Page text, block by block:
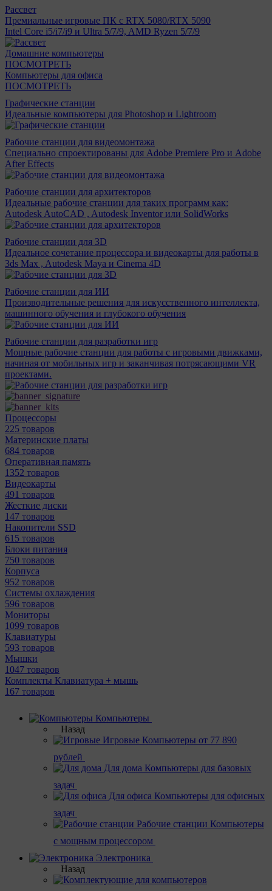
Рассвет
Премиальные игровые ПК с RTX 5080/RTX 5090
Intel Core i5/i7/i9 и Ultra 5/7/9, AMD Ryzen 5/7/9
Домашние компьютеры
ПОСМОТРЕТЬ
Компьютеры для офиса
ПОСМОТРЕТЬ
Графические станции
Идеальные компьютеры для Photoshop и Lightroom
Рабочие станции для видеомонтажа
Специально спроектированы для Adobe Premiere Pro и Adobe
After Effects
Рабочие станции для архитекторов
Идеальные рабочие станции для таких программ как:
Autodesk AutoCAD , Autodesk Inventor или SolidWorks
Рабочие станции для 3D
Идеальное сочетание процессора и видеокарты для работы в
3ds Max , Autodesk Maya и Cinema 4D
Рабочие станции для ИИ
Производительные решения для искусственного интеллекта,
машинного обучения и глубокого обучения
Рабочие станции для разработки игр
Мощные рабочие станции для работы с игровыми движками,
начиная от мобильных игр и заканчивая потрясающими VR
проектами.
Процессоры
225 товаров
Материнcкие платы
684 товаров
Оперативная память
1352 товаров
Видеокарты
491 товаров
Жесткие диски
147 товаров
Накопители SSD
615 товаров
Блоки питания
750 товаров
Корпуса
952 товаров
Системы охлаждения
596 товаров
Мониторы
1099 товаров
Клавиатуры
593 товаров
Мышки
1047 товаров
Комплекты Клавиатура + мышь
167 товаров
Компьютеры
Назад
Игровые Компьютеры от 77 890
рублей
Для дома Компьютеры для базовых
задач
Для офиса Компьютеры для офисных
задач
Рабочие станции Компьютеры
с мощным процессором
Электроника
Назад